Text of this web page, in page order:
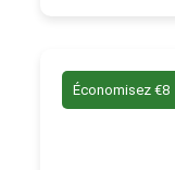
Économisez €8